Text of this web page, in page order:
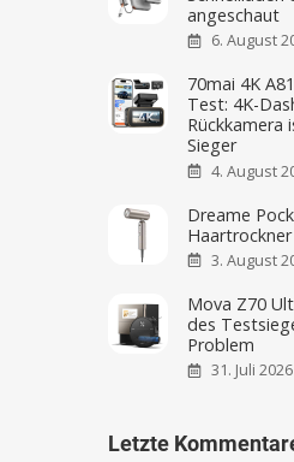
angeschaut
6. August
70mai 4K
Test: 4K-
Rückkamera
Sieger
4. August
Dreame
3. August
Mova Z70
des
Problem
31. Juli 2026
Letzte